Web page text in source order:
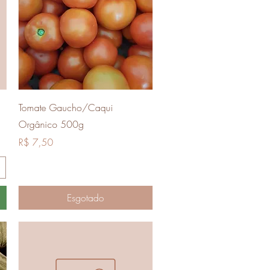
Visualização rápida
Tomate Gaucho/Caqui
Orgânico 500g
Preço
R$ 7,50
Esgotado